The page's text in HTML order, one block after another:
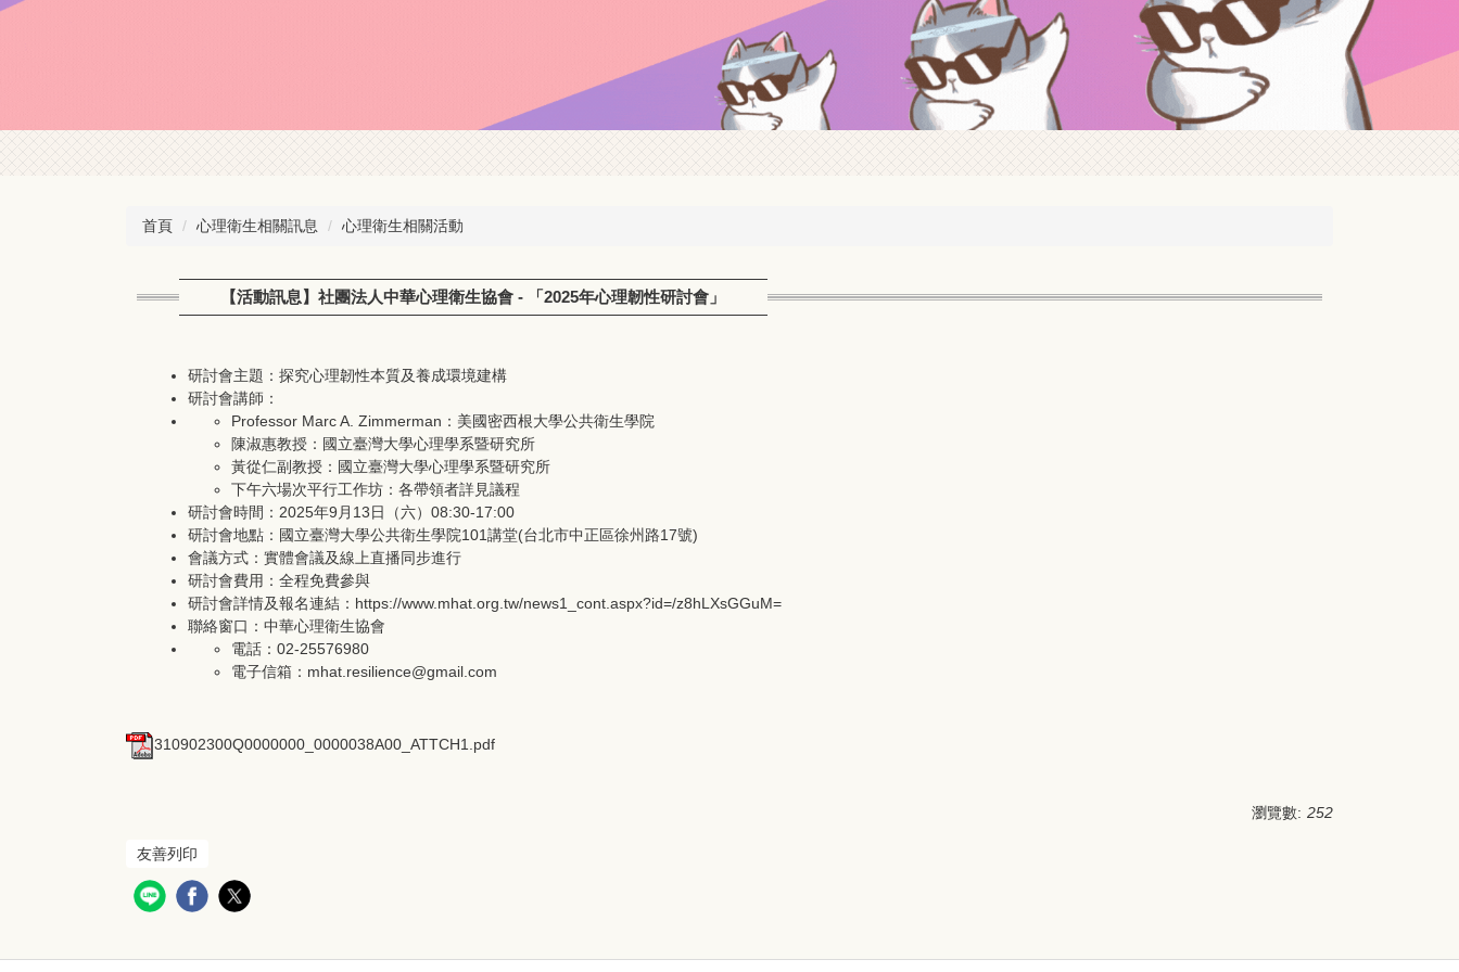
首頁 心理衛生相關訊息 心理衛生相關活動
【活動訊息】社團法人中華心理衛生協會 - 「2025年心理韌性研討會」
研討會主題：探究心理韌性本質及養成環境建構
研討會講師：
Professor Marc A. Zimmerman：美國密西根大學公共衛生學院
陳淑惠教授：國立臺灣大學心理學系暨研究所
黃從仁副教授：國立臺灣大學心理學系暨研究所
下午六場次平行工作坊：各帶領者詳見議程
研討會時間：2025年9月13日（六）08:30-17:00
研討會地點：國立臺灣大學公共衛生學院101講堂(台北市中正區徐州路17號)
會議方式：實體會議及線上直播同步進行
研討會費用：全程免費參與
研討會詳情及報名連結：https://www.mhat.org.tw/news1_cont.aspx?id=/z8hLXsGGuM=
聯絡窗口：中華心理衛生協會
電話：02-25576980
電子信箱：mhat.resilience@gmail.com
310902300Q0000000_0000038A00_ATTCH1.pdf
瀏覽數: 252
友善列印